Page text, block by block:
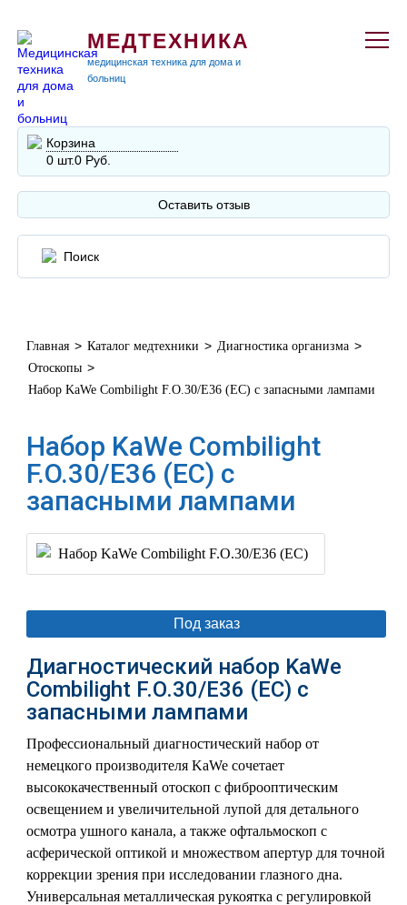
МЕДТЕХНИКА
медицинская техника для дома и
больниц
Корзина
0 шт.0 Руб.
Оставить отзыв
Главная > Каталог медтехники > Диагностика организма >
Отоскопы >
Набор KaWe Combilight F.O.30/E36 (EC) с запасными лампами
Набор KaWe Combilight
F.O.30/E36 (EC) с
запасными лампами
Под заказ
Диагностический набор KaWe
Combilight F.O.30/E36 (EC) с
запасными лампами
Профессиональный диагностический набор от
немецкого производителя KaWe сочетает
высококачественный отоскоп с фиброоптическим
освещением и увеличительной лупой для детального
осмотра ушного канала, а также офтальмоскоп с
асферической оптикой и множеством апертур для точной
коррекции зрения при исследовании глазного дна.
Универсальная металлическая рукоятка с регулировкой